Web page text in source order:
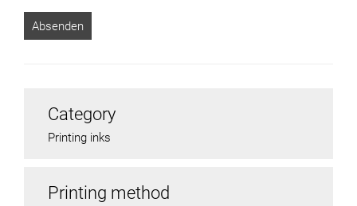
Category
Printing inks
Printing method